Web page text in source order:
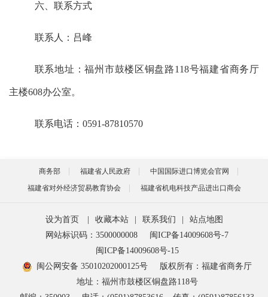
六、 ‌联系方式
联系 人： 吕峰
联系地址：福州市鼓楼区铜盘路118号福建省商务厅
主楼608办公室。
联系电话： 0591-87810570
商务部 福建省人民政府
中国国际进口博览会官网
福建省对外经济贸易教育协会
福建省机电科技产品进出口商会
设为首页 收藏本站 联系我们
站点地图
网站标识码：3500000008
闽ICP备14009608号-7
闽ICP备14009608号-15
闽公网安备 35010202000125号
版权所有：福建省商务厅
地址：福州市鼓楼区铜盘路118号